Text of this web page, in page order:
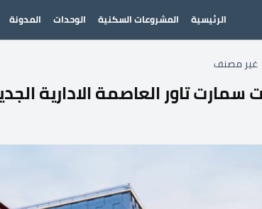
الرئيسية المشروعات السكنية الوحدات المدونة
غير مصنف
تاور العاصمة الادارية